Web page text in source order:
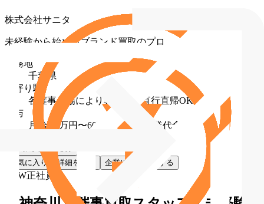
株式会社サニタ
未経験から始めるブランド買取のプロ
勤務地
千葉県
最寄り駅
各催事会場により異なる（直行直帰OK）
給与
月給 30万円〜60万円（固定残業代含む）
お気に入り
詳細を見る 企業に直接応募する
NEW正社員